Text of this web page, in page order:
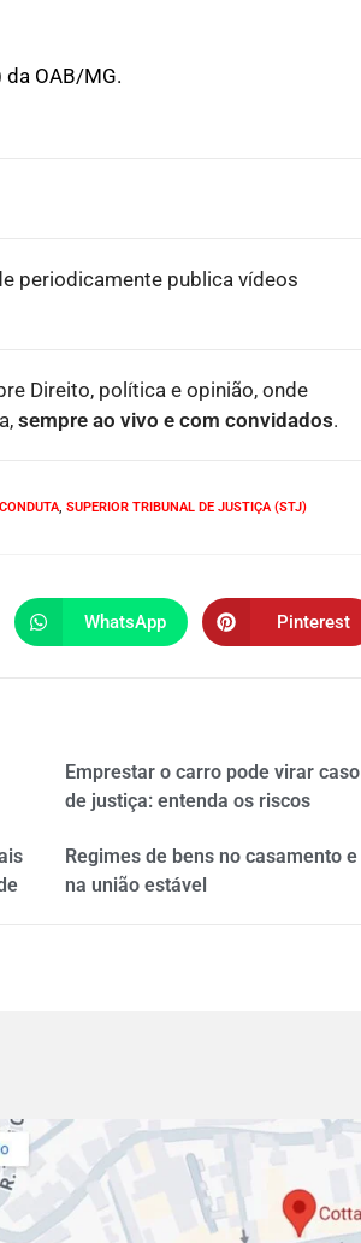
OAB/MG.
periodicamente publica vídeos
Direito, política e opinião, onde
sempre ao vivo e com convidados.
, SUPERIOR TRIBUNAL DE JUSTIÇA (STJ)
WhatsApp Pinterest
Emprestar o carro pode virar caso
de justiça: entenda os riscos
Regimes de bens no casamento e
na união estável